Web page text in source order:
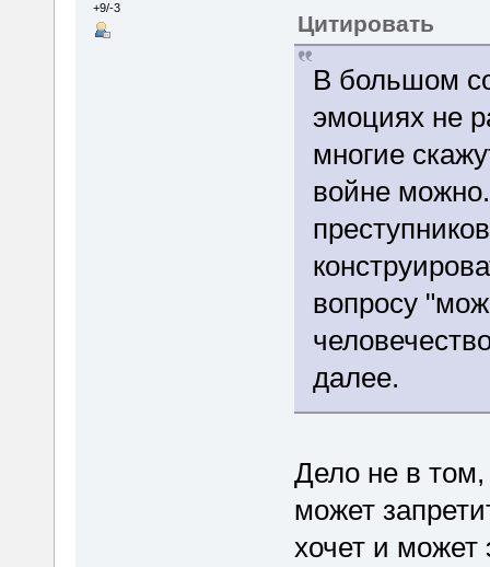
+9/-3
Цитировать
В большом
эмоциях не
многие
войне
вопросу
далее.
Дело не в
может
хочет и может